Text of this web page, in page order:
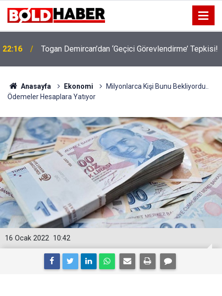
19:32 Sıcak Havalarda Ödem Şikayetini Hafife Almayın!
Anasayfa Ekonomi
Milyonlarca Kişi Bunu Bekliyordu..
Ödemeler Hesaplara Yatıyor
10:42
16 Ocak 2022